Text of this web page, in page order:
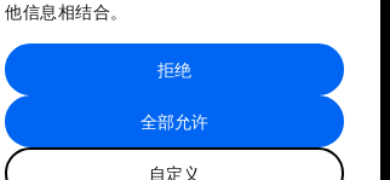
他信息相结合。
全部允许
自定义
拒绝